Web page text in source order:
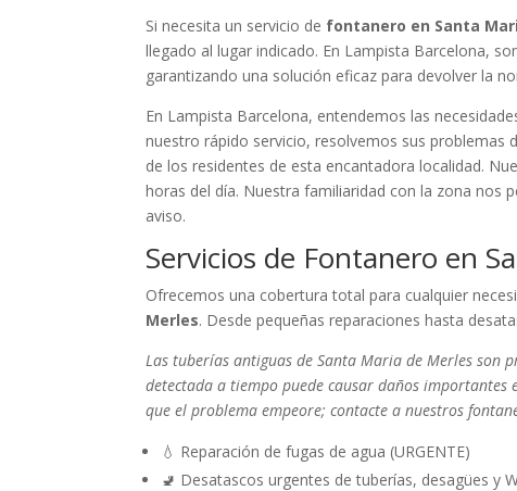
Si necesita un servicio de fontanero en Santa
llegado al lugar indicado. En Lampista Barcelona,
garantizando una solución eficaz para devolver la
En Lampista Barcelona, entendemos las
nuestro rápido servicio, resolvemos sus problemas
de los residentes de esta encantadora localidad.
horas del día. Nuestra familiaridad con la zona nos
aviso.
Servicios de Fontanero en
Ofrecemos una cobertura total para cualquier
Merles. Desde pequeñas reparaciones hasta
Las tuberías antiguas de Santa Maria de Merles son
detectada a tiempo puede causar daños importantes
que el problema empeore; contacte a nuestros
💧 Reparación de fugas de agua (URGENTE)
🚽 Desatascos urgentes de tuberías, desagües y